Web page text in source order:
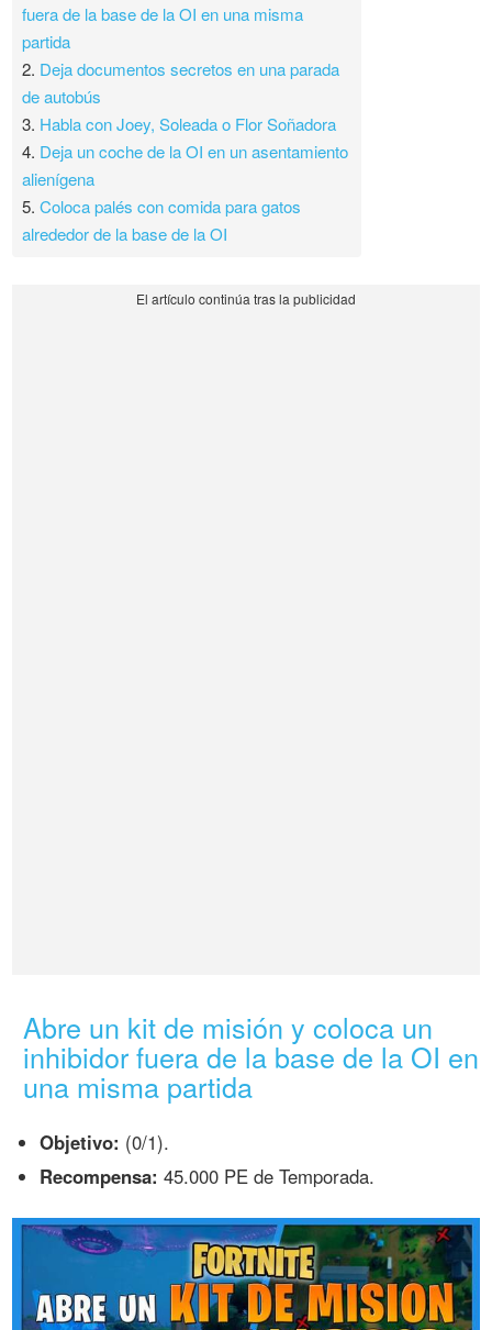
fuera de la base de la OI en una misma
partida
2. Deja documentos secretos en una parada
de autobús
3. Habla con Joey, Soleada o Flor Soñadora
4. Deja un coche de la OI en un asentamiento
alienígena
5.Coloca palés con comida para gatos
alrededor de la base de la OI
Abre un kit de misión y coloca un
inhibidor fuera de la base de la OI en
una misma partida
Objetivo: (0/1).
Recompensa: 45.000 PE de Temporada.